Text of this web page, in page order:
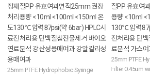
징재질PP 유효여과면적25mm 권장
처리용량 <10ml <100ml <150ml 온
도130℃ 압력87psi(약 6bar) HPLC시
료전처리용 단백질침전물제거 바이오
연료분석 강산성용매여과 강알칼리성
용매여과
25mm PTFE Hydrophobic Syringe
질PP 유효여
용량 <10ml
130℃ 압력
전처리용 단
료분석 가스여
25mm PTFE
Filter 0.45um